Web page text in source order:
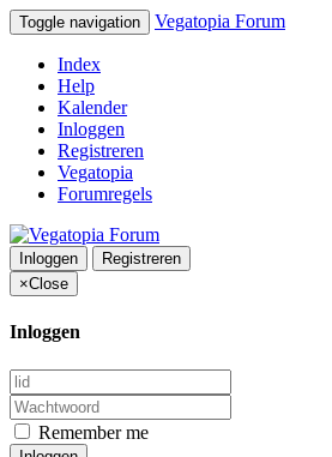
Toggle navigation Vegatopia Forum
Index
Help
Kalender
Inloggen
Registreren
Vegatopia
Forumregels
Inloggen
Registreren
×Close
Inloggen
Remember me